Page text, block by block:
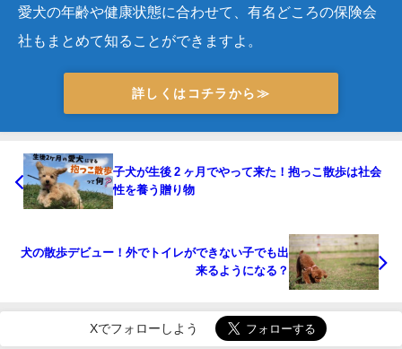
愛犬の年齢や健康状態に合わせて、有名どころの保険会
社もまとめて知ることができますよ。
詳しくはコチラから≫
子犬が生後 2 ヶ月でやって来た！抱っこ散歩は社会
性を養う贈り物
犬の散歩デビュー！外でトイレができない子でも出
来るようになる？
Xでフォローしよう